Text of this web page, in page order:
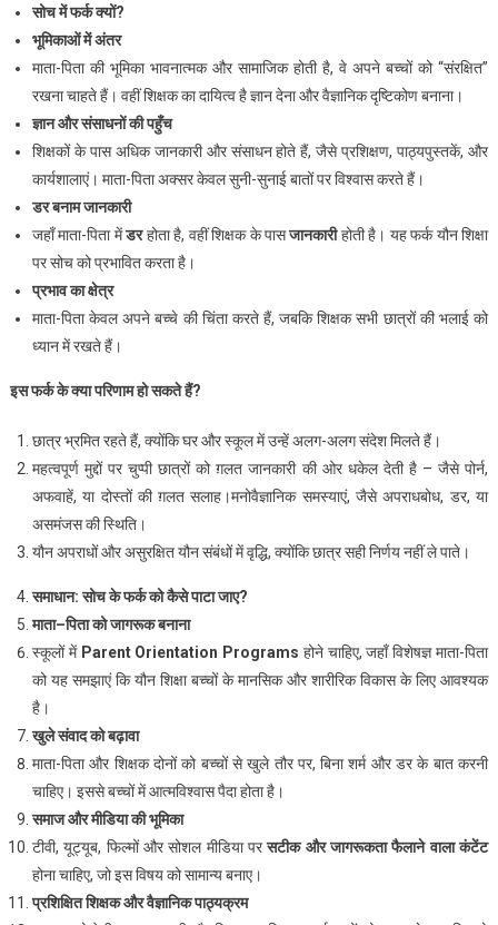
सोचमेंफर्कक्यों?
भूमिकाओंमेंअंतर
माता-पिता की भूमिका भावनात्मक और सामाजिक होती है, वे अपने बच्चों को “संरक्षित”
रखना चाहते हैं। वहीं शिक्षक का दायित्व है ज्ञान देना और वैज्ञानिक दृष्टिकोण बनाना।
ज्ञानऔरसंसाधनोंकीपहुँच
शिक्षकों के पास अधिक जानकारी और संसाधन होते हैं, जैसे प्रशिक्षण, पाठ्यपुस्तकें, और
कार्यशालाएं। माता-पिता अक्सर केवल सुनी-सुनाई बातों पर विश्वास करते हैं।
डरबनामजानकारी
जहाँ माता-पिता मेंडरहोता है, वहीं शिक्षक के पासजानकारीहोती है। यह फर्क यौन शिक्षा
पर सोच को प्रभावित करता है।
प्रभावकाक्षेत्र
माता-पिता केवल अपने बच्चे की चिंता करते हैं, जबकि शिक्षक सभी छात्रों की भलाई को
ध्यान में रखते हैं।
इसफर्ककेक्यापरिणामहोसकतेहैं?
छात्र भ्रमित रहते हैं, क्योंकि घर और स्कूल में उन्हें अलग-अलग संदेश मिलते हैं।
महत्वपूर्ण मुद्दों पर चुप्पी छात्रों को ग़लत जानकारी की ओर धकेल देती है – जैसे पोर्न,
अफवाहें, या दोस्तों की ग़लत सलाह।मनोवैज्ञानिक समस्याएं, जैसे अपराधबोध, डर, या
असमंजस की स्थिति।
यौन अपराधों और असुरक्षित यौन संबंधों में वृद्धि, क्योंकि छात्र सही निर्णय नहीं ले पाते।
समाधान:सोचकेफर्ककोकैसेपाटाजाए?
माता–पिताकोजागरूकबनाना
स्कूलों में Parent Orientation Programs होने चाहिए, जहाँ विशेषज्ञ माता-पिता
को यह समझाएं कि यौन शिक्षा बच्चों के मानसिक और शारीरिक विकास के लिए आवश्यक
है।
खुलेसंवादकोबढ़ावा
माता-पिता और शिक्षक दोनों को बच्चों से खुले तौर पर, बिना शर्म और डर के बात करनी
चाहिए। इससे बच्चों में आत्मविश्वास पैदा होता है।
समाजऔरमीडियाकीभूमिका
टीवी, यूट्यूब, फिल्मों और सोशल मीडिया परसटीक और जागरूकता फैलाने वाला कंटेंट
होना चाहिए, जो इस विषय को सामान्य बनाए।
प्रशिक्षितशिक्षकऔरवैज्ञानिकपाठ्यक्रम